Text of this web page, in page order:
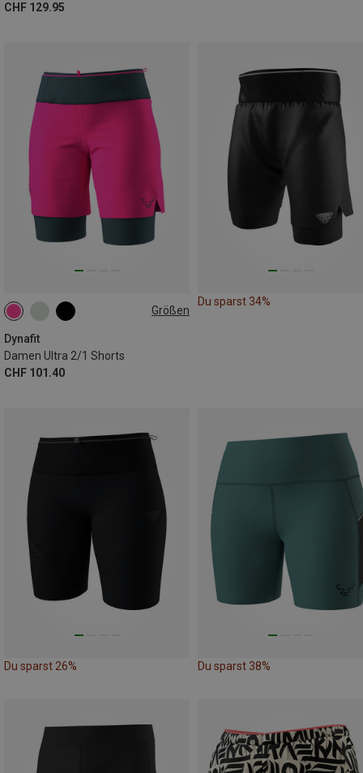
CHF 129.95
Größen
Dynafit
Damen Ultra 2/1 Shorts
CHF 101.40
XS
Du sparst 34%
Du sparst 26% Du sparst 38%